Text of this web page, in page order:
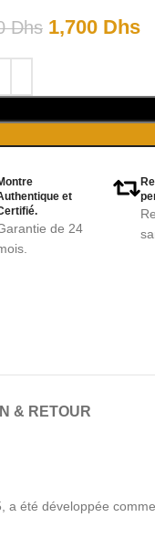
Dhs 1,700 Dhs
et
de 24
& RETOUR
été développée